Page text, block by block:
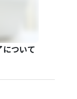
について